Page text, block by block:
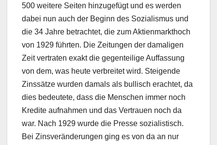
500 weitere Seiten hinzugefügt und es werden
dabei nun auch der Beginn des Sozialismus und
die 34 Jahre betrachtet, die zum Aktienmarkthoch
von 1929 führten. Die Zeitungen der damaligen
Zeit vertraten exakt die gegenteilige Auffassung
von dem, was heute verbreitet wird. Steigende
Zinssätze wurden damals als bullisch erachtet, da
dies bedeutete, dass die Menschen immer noch
Kredite aufnahmen und das Vertrauen noch da
war. Nach 1929 wurde die Presse sozialistisch.
Bei Zinsveränderungen ging es von da an nur